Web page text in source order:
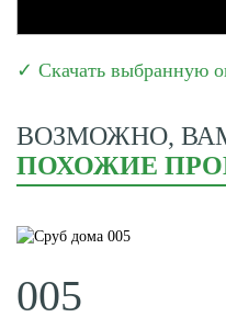
✓ Скачать выбранную
ВОЗМОЖНО,
ПОХОЖИЕ
005